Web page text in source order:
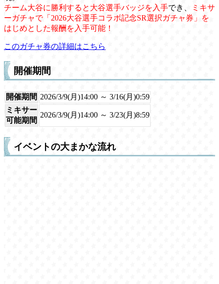
チーム大谷に勝利すると大谷選手バッジを入手でき、
ミキサ
ーガチャで「2026大谷選手コラボ記念SR選択ガチャ券」を
はじめとした報酬を入手可能！
このガチャ券の詳細はこちら
開催期間
開催期間 2026/3/9(月)14:00 ～ 3/16(月)0:59
ミキサー
可能期間
2026/3/9(月)14:00 ～ 3/23(月)8:59
イベントの大まかな流れ